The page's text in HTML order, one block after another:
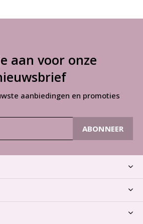
aan voor onze
aanbiedingen en promoties
ABONNEER